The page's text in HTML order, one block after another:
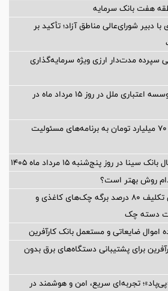
هفت بانک سرمایه
دبیر شورای‌عالی مناطق آزاد؛ تأکید بر
سپرده مدت‌دار ارزی ویژه سرمایه‌گذاری
اسامی شعب کشیک موسسه اعتباری ملل در روز 15 مرداد ماه در
بانک مهر ایران بیش از ۷۰ میلیارد تومان به برنامه‌های مسئولیت
در روز پنج‌شنبه 15 مرداد ماه 1405
کدام روش بهتر است؟
محاسبه جداگانه تعیین تکلیف 80 درصد برگه چک‌های کاغذی و
دسته چک
اموال ضایعاتی و مستعمل بانک کارآفرین
برای پشتیبانی دستگاه‌های برق بدون
تجربه‌ای سریع، امن و هوشمند در